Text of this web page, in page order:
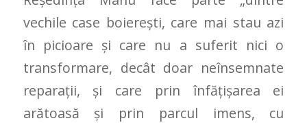
vechile case boiereşti, care mai stau azi
în picioare şi care nu a suferit nici o
transformare, decât doar neînsemnate
reparaţii, şi care prin înfăţişarea ei
arătoasă şi prin parcul imens, cu